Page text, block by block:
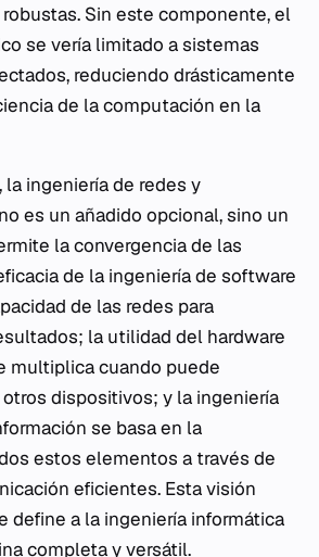
Sin este componente, el
se vería limitado a sistemas
reduciendo drásticamente
de la computación en la
la ingeniería de redes y
es un añadido opcional, sino un
la convergencia de las
de la ingeniería de software
de las redes para
la utilidad del hardware
multiplica cuando puede
dispositivos; y la ingeniería
se basa en la
estos elementos a través de
eficientes. Esta visión
define a la ingeniería informática
completa y versátil.